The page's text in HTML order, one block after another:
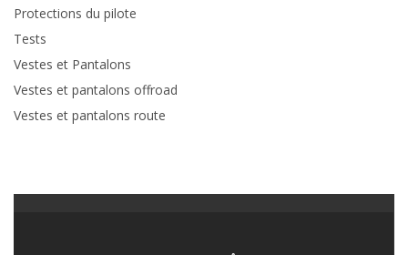
Protections du pilote
Tests
Vestes et Pantalons
Vestes et pantalons offroad
Vestes et pantalons route